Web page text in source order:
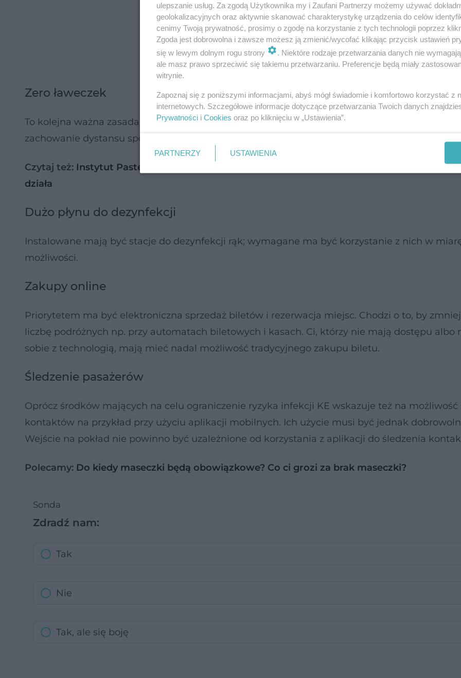
Zero ławeczek
To kolejna ważna zasada - takie obiekty, jak ławki czy stoły mają być zlikwidowane, aby
zachowanie dystansu społecznego.
Czytaj też: Instytut Pasteura: w październiku będzie wiadomo, czy szczepionka na
działa
Dużo płynu do dezynfekcji
Instalowane mają być stacje do dezynfekcji rąk; wymagane ma być korzystanie z nich w
możliwości.
Zakupy online
Priorytetem ma być elektroniczna sprzedaż biletów i rezerwacja miejsc. Chodzi o to, by
liczbę podróżnych np. przy automatach biletowych i kasach. Ci, którzy nie mają dostępu albo
sobie z technologią, mają mieć nadal możliwość tradycyjnego zakupu biletu.
Śledzenie pasażerów
Oprócz środków mających na celu ograniczenie ryzyka infekcji KE wskazuje też na możliwość
kontaktów na przykład przy użyciu aplikacji mobilnych. Ich użycie musi być jednak
Wejście na pokład nie powinno być uzależnione od korzystania z aplikacji do śledzenia
Polecamy: Do kiedy maseczki będą obowiązkowe? Co ci grozi za brak maseczki?
Sonda
Zdradź nam:
Tak
Nie
Tak, ale się boję
ulepszanie usług. Za zgodą Użytkownika my i Zaufani Partnerzy możemy używać
geolokalizacyjnych oraz aktywnie skanować charakterystykę urządzenia do celów
cenimy Twoją prywatność, prosimy o zgodę na korzystanie z tych technologii poprzez
Zgoda jest dobrowolna i zawsze możesz ją zmienić/wycofać klikając przycisk ustawień
się w lewym dolnym rogu strony
. Niektóre rodzaje przetwarzania danych nie
ale masz prawo sprzeciwić się takiemu przetwarzaniu. Preferencje będą miały
witrynie.
Zapoznaj się z poniższymi informacjami, abyś mógł świadomie i komfortowo korzystać z
internetowych. Szczegółowe informacje dotyczące przetwarzania Twoich danych
Prywatności i Cookies oraz po kliknięciu w „Ustawienia”.
PARTNERZY USTAWIENIA